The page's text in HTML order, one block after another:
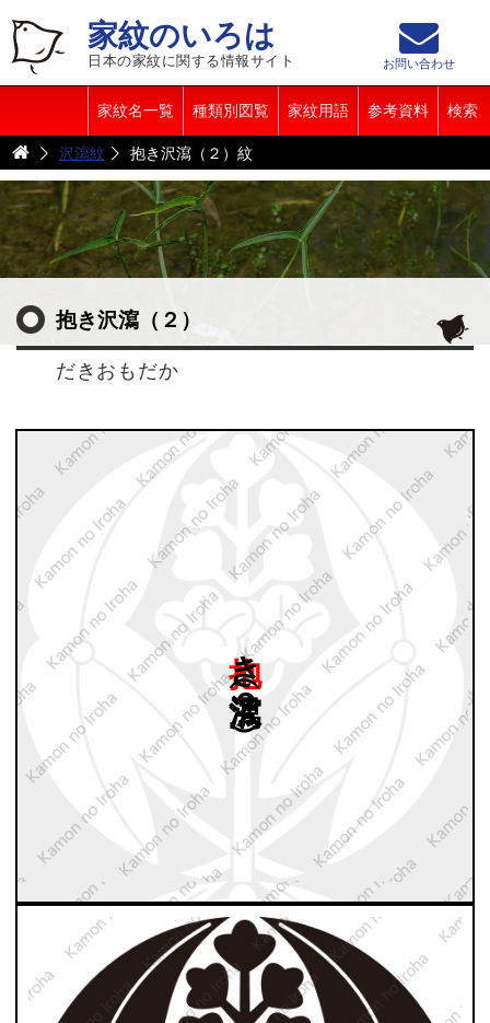
家紋のいろは
日本の家紋に関する情報サイト
家紋名一覧 種類別図覧 家紋用語 参考資料 検索
お問い合わせ
沢瀉紋 抱き沢瀉（２）紋
抱き沢瀉（２）
だきおもだか
）